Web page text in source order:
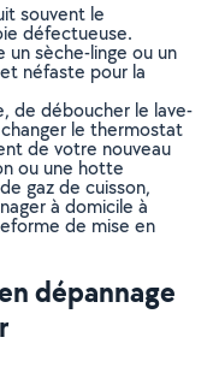
souvent le
défectueuse.
un sèche-linge ou un
néfaste pour la
de déboucher le lave-
le thermostat
de votre nouveau
ou une hotte
gaz de cuisson,
à domicile à
de mise en
dépannage